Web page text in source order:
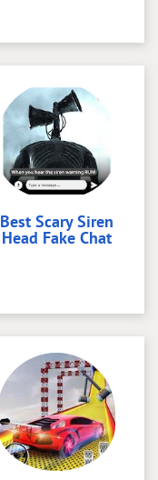
Best Scary Siren
Head Fake Chat